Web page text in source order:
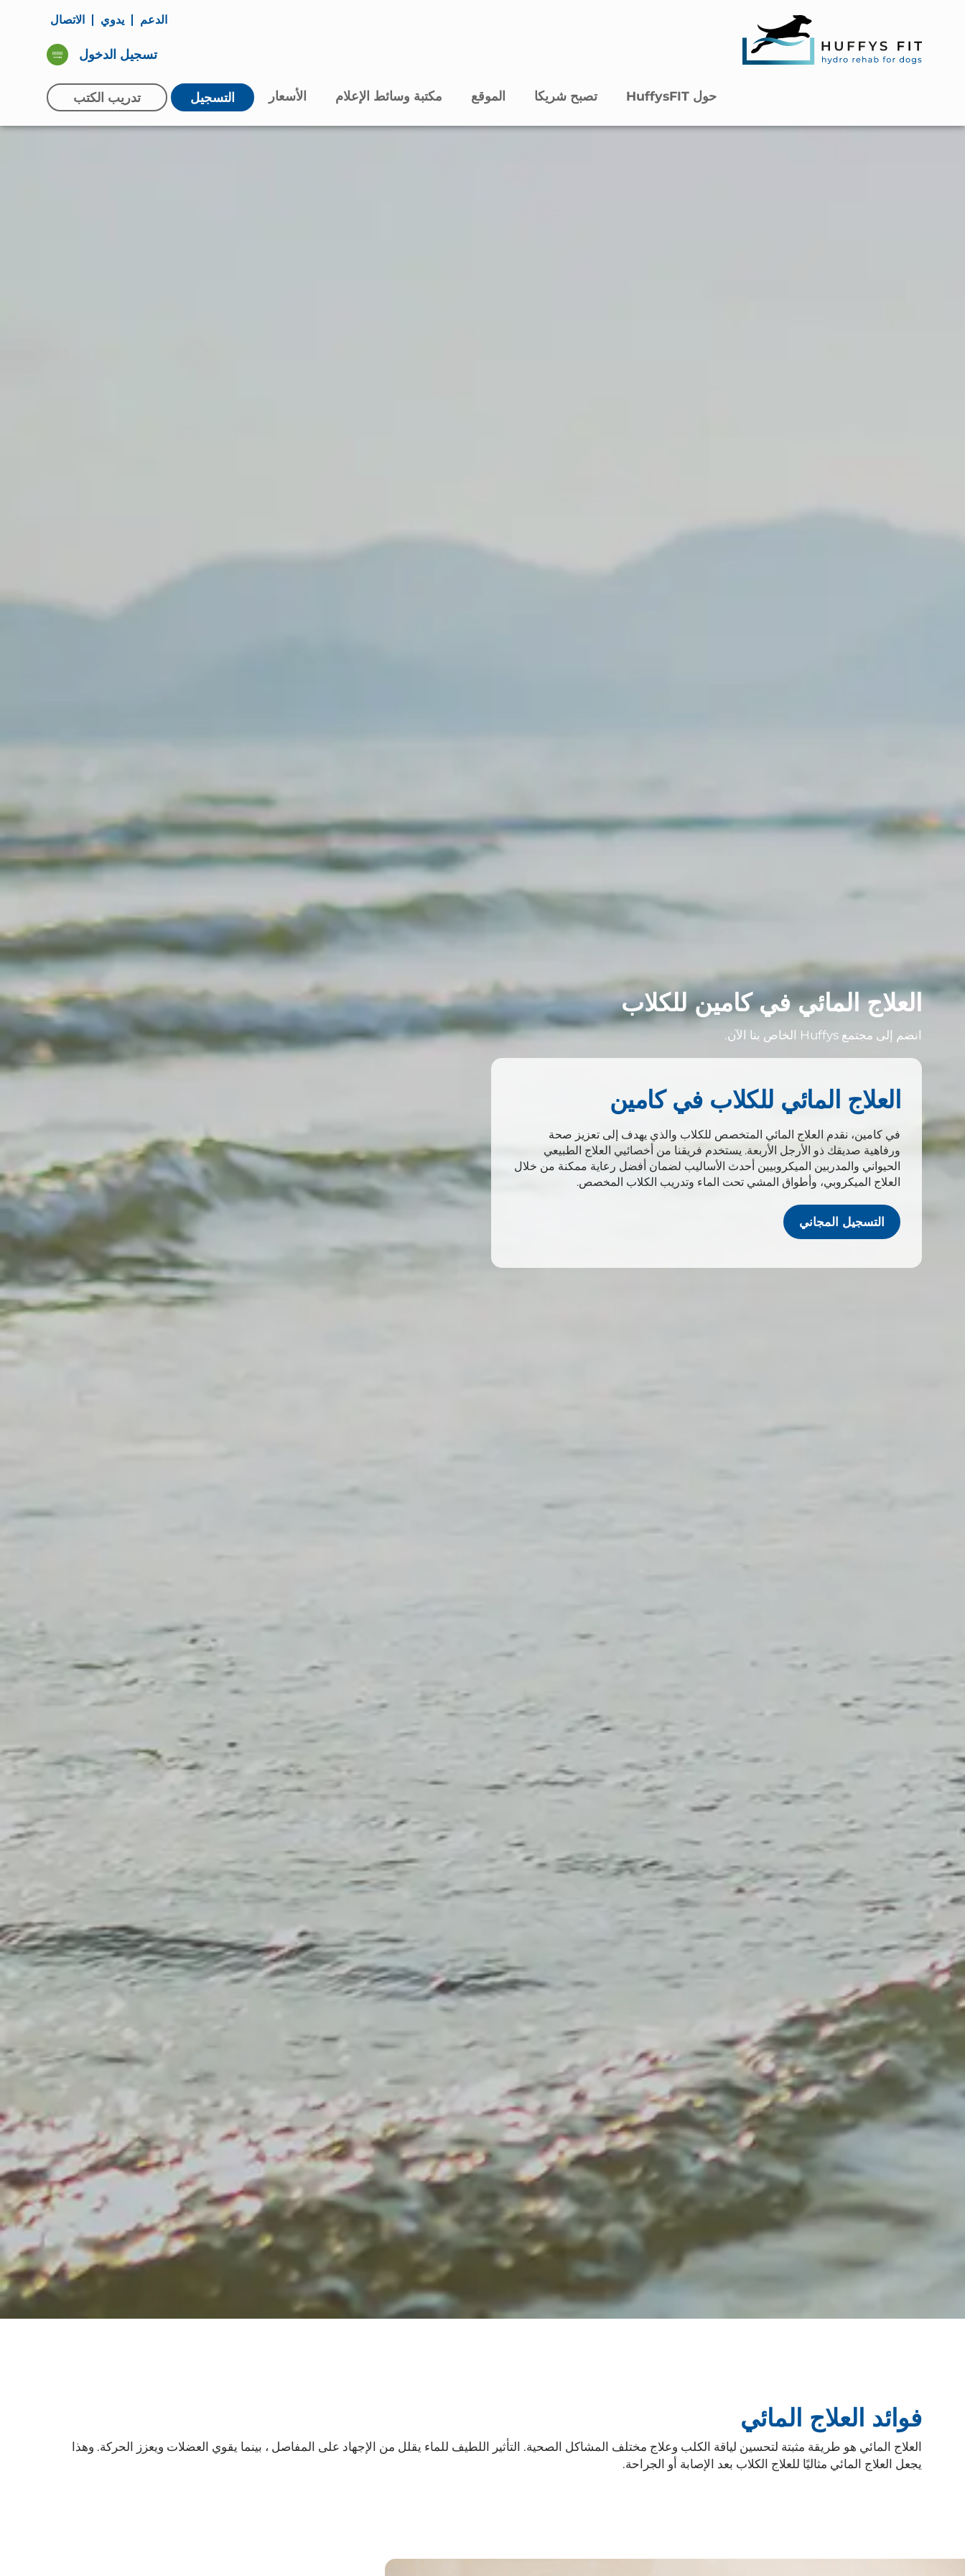
الدعم يدوي الاتصال
تسجيل الدخول
حول HuffysFIT تصبح شريكا الموقع مكتبة وسائط الإعلام الأسعار التسجيل تدريب الكتب
العلاج المائي في كامين للكلاب
انضم إلى مجتمع Huffys الخاص بنا الآن.
العلاج المائي للكلاب في كامين
في كامين، نقدم العلاج المائي المتخصص للكلاب والذي يهدف إلى تعزيز صحة
ورفاهية صديقك ذو الأرجل الأربعة. يستخدم فريقنا من أخصائيي العلاج الطبيعي
الحيواني والمدربين الميكروبيين أحدث الأساليب لضمان أفضل رعاية ممكنة من خلال
العلاج الميكروبي، وأطواق المشي تحت الماء وتدريب الكلاب المخصص.
التسجيل المجاني
فوائد العلاج المائي
العلاج المائي هو طريقة مثبتة لتحسين لياقة الكلب وعلاج مختلف المشاكل الصحية. التأثير اللطيف للماء يقلل من الإجهاد على المفاصل ، بينما يقوي العضلات ويعزز الحركة. وهذا
يجعل العلاج المائي مثاليًا للعلاج الكلاب بعد الإصابة أو الجراحة.